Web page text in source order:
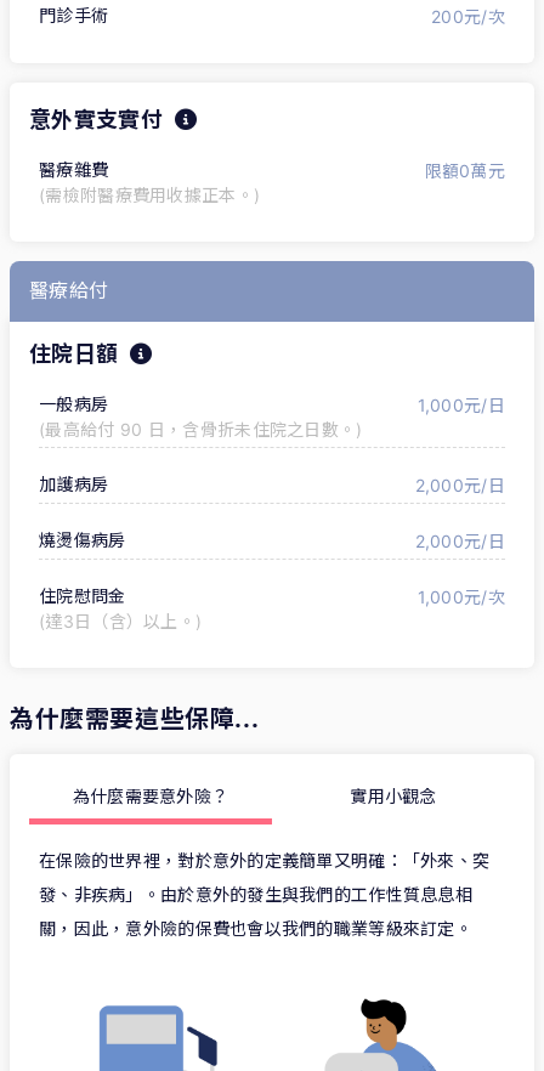
門診手術 200元/次
意外實支實付
醫療雜費
限額0萬元
(需檢附醫療費用收據正本。)
醫療給付
住院日額
一般病房
1,000元/日
(最高給付 90 日，含骨折未住院之日數。)
加護病房 2,000元/日
燒燙傷病房 2,000元/日
住院慰問金
1,000元/次
(達3日（含）以上。)
為什麼需要這些保障...
為什麼需要意外險？ 實用小觀念
在保險的世界裡，對於意外的定義簡單又明確：「外來、突
發、非疾病」。由於意外的發生與我們的工作性質息息相
關，因此，意外險的保費也會以我們的職業等級來訂定。